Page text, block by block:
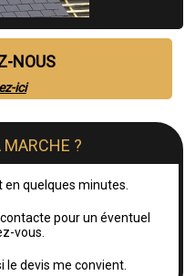
NOUS
ici
?
quelques minutes.
pour un éventuel
vous.
le devis me convient.